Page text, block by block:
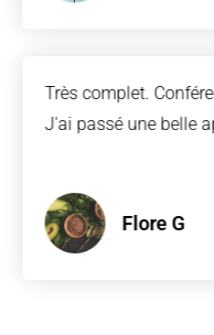
Très complet.
J'ai passé une belle
Flore G